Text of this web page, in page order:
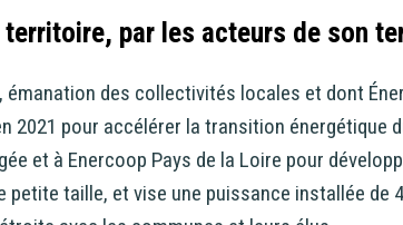
territoire, par les acteurs de son
émanation des collectivités locales et dont
2021 pour accélérer la transition énergétique
et à Enercoop Pays de la Loire pour
taille, et vise une puissance installée de